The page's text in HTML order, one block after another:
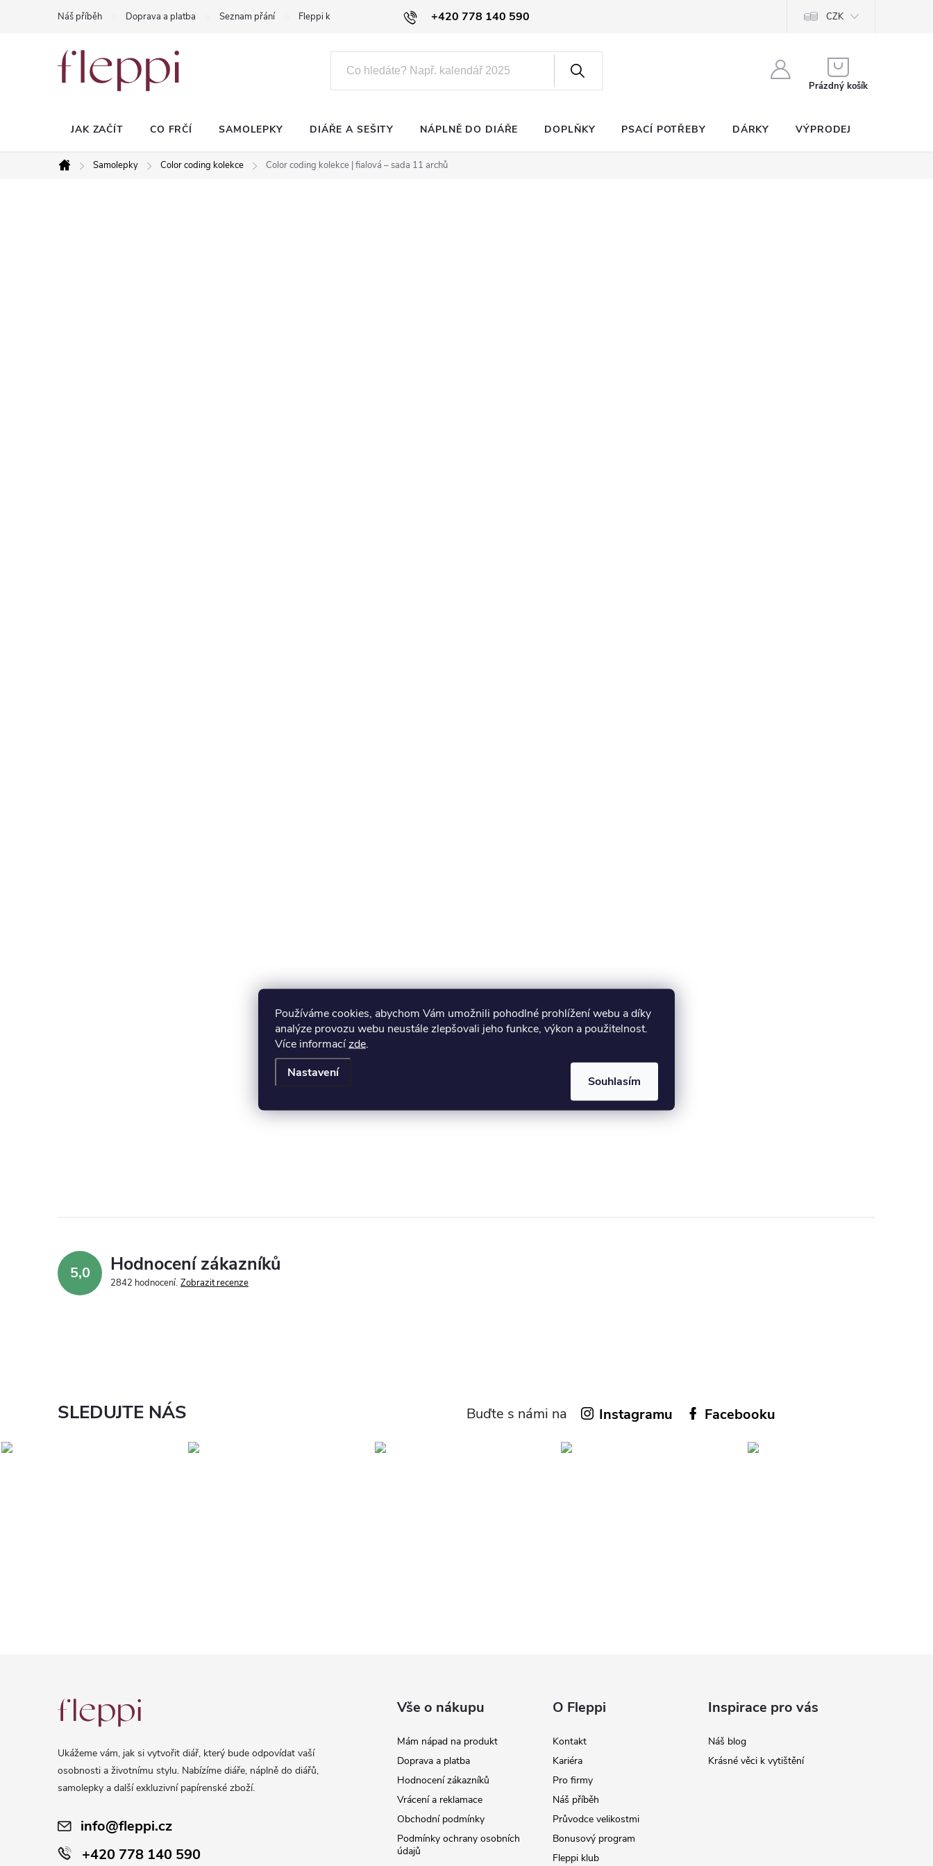
Používáme cookies, abychom Vám umožnili pohodlné prohlížení webu a díky
analýze provozu webu neustále zlepšovali jeho funkce, výkon a použitelnost.
Více informacízde.
Nastavení
Souhlasím
+420 778 140 590
Náš příběh Doprava a platba Seznam přání Fleppi klub CZK
KOŠÍK
Prázdný košík
JAK ZAČÍT CO FRČÍ SAMOLEPKY DIÁŘE A SEŠITY NÁPLNĚ DO DIÁŘE DOPLŇKY PSACÍ POTŘEBY DÁRKY VÝPRODEJ
Domů
Samolepky Color coding kolekce Color coding kolekce | fialová – sada 11 archů
5,0 Hodnocení zákazníků
2842 hodnocení Zobrazit recenze
SLEDUJTE NÁS Buďte s námi na Instagramu Facebooku
Ukážeme vám, jak si vytvořit diář, který bude odpovídat vaší
osobnosti a životnímu stylu. Nabízíme diáře, náplně do diářů,
samolepky a další exkluzivní papírenské zboží.
info@fleppi.cz
+420 778 140 590
Vše o nákupu
Mám nápad na produkt
Doprava a platba
Hodnocení zákazníků
Vrácení a reklamace
Obchodní podmínky
Podmínky ochrany osobních
údajů
O Fleppi
Kontakt
Kariéra
Pro firmy
Náš příběh
Průvodce velikostmi
Bonusový program
Fleppi klub
Inspirace pro vás
Náš blog
Krásné věci k vytištění